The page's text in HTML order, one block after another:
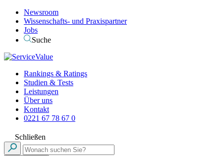
Newsroom
Wissenschafts- und Praxispartner
Jobs
Suche
Rankings & Ratings
Studien & Tests
Leistungen
Über uns
Kontakt
0221 67 78 67 0
Schließen